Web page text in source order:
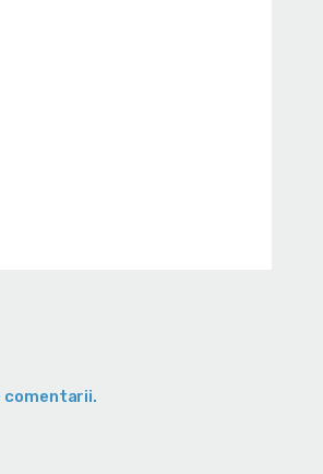
comentarii.